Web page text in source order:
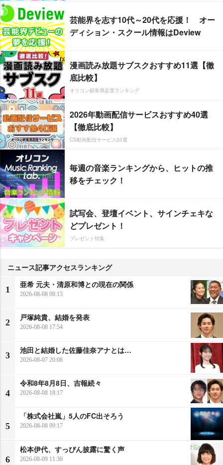
芸能界を志す10代～20代を応援！ オー
ディション・スクール情報はDeview
漫画読み放題サブスクおすすめ11選【徹
底比較】
オリコン顧客満足度ランキング
2026年動画配信サービスおすすめ40選
【徹底比較】
CS動画配信サービス20選
毎週の音楽ランキングから、ヒットの推
移をチェック！
試写会、登壇イベント、サインチェキな
どプレゼント！
プレゼント特集
ニュース記事アクセスランキング
1
亜希 元夫・清原和博との現在の関係
2026-08-08 08:15
2
戸塚純貴、結婚を発表
2026-08-08 17:54
3
池田と結婚した佐藤佳奈アナとは…
2026-08-07 20:08
4
令和8年8月8日、吉報続々
2026-08-08 18:17
5
「株式会社嵐」5人のFC出そろう
2026-08-08 09:17
6
松本伊代、すっぴん披露に驚く声
2026-08-09 11:30